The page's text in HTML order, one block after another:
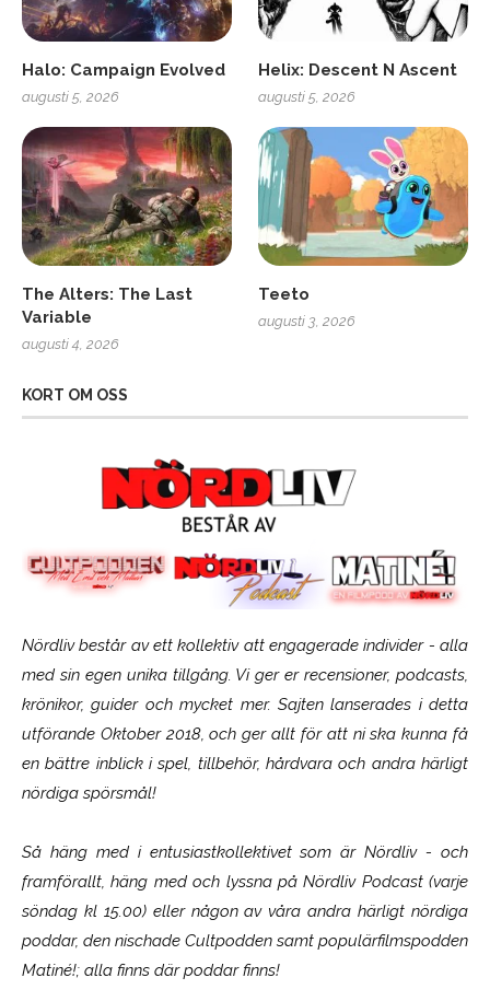
Halo: Campaign Evolved
augusti 5, 2026
Helix: Descent N Ascent
augusti 5, 2026
The Alters: The Last
Variable
augusti 4, 2026
Teeto
augusti 3, 2026
KORT OM OSS
Nördliv består av ett kollektiv att engagerade individer - alla
med sin egen unika tillgång. Vi ger er recensioner, podcasts,
krönikor, guider och mycket mer. Sajten lanserades i detta
utförande Oktober 2018, och ger allt för att ni ska kunna få
en bättre inblick i spel, tillbehör, hårdvara och andra härligt
nördiga spörsmål!
Så häng med i entusiastkollektivet som ärNördliv- och
framförallt, häng med och lyssna på Nördliv Podcast (varje
söndag kl 15.00) eller någon av våra andra härligt nördiga
poddar, den nischade Cultpodden samt populärfilmspodden
Matiné!; alla finns där poddar finns!